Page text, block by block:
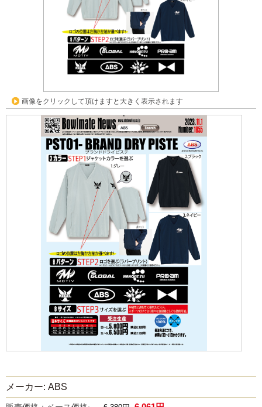
画像をクリックして頂けますと大きく表示されます
メーカー: ABS